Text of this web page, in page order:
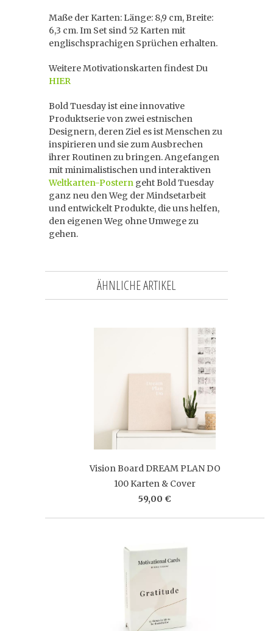
Maße der Karten: Länge: 8,9 cm, Breite:
6,3 cm. Im Set sind 52 Karten mit
englischsprachigen Sprüchen erhalten.
Weitere Motivationskarten findest Du
HIER
Bold Tuesday ist eine innovative
Produktserie von zwei estnischen
Designern, deren Ziel es ist Menschen zu
inspirieren und sie zum Ausbrechen
ihrer Routinen zu bringen. Angefangen
mit minimalistischen und interaktiven
Weltkarten-Postern geht Bold Tuesday
ganz neu den Weg der Mindsetarbeit
und entwickelt Produkte, die uns helfen,
den eigenen Weg ohne Umwege zu
gehen.
ÄHNLICHE ARTIKEL
Vision Board DREAM PLAN DO
100 Karten & Cover
59,00 €